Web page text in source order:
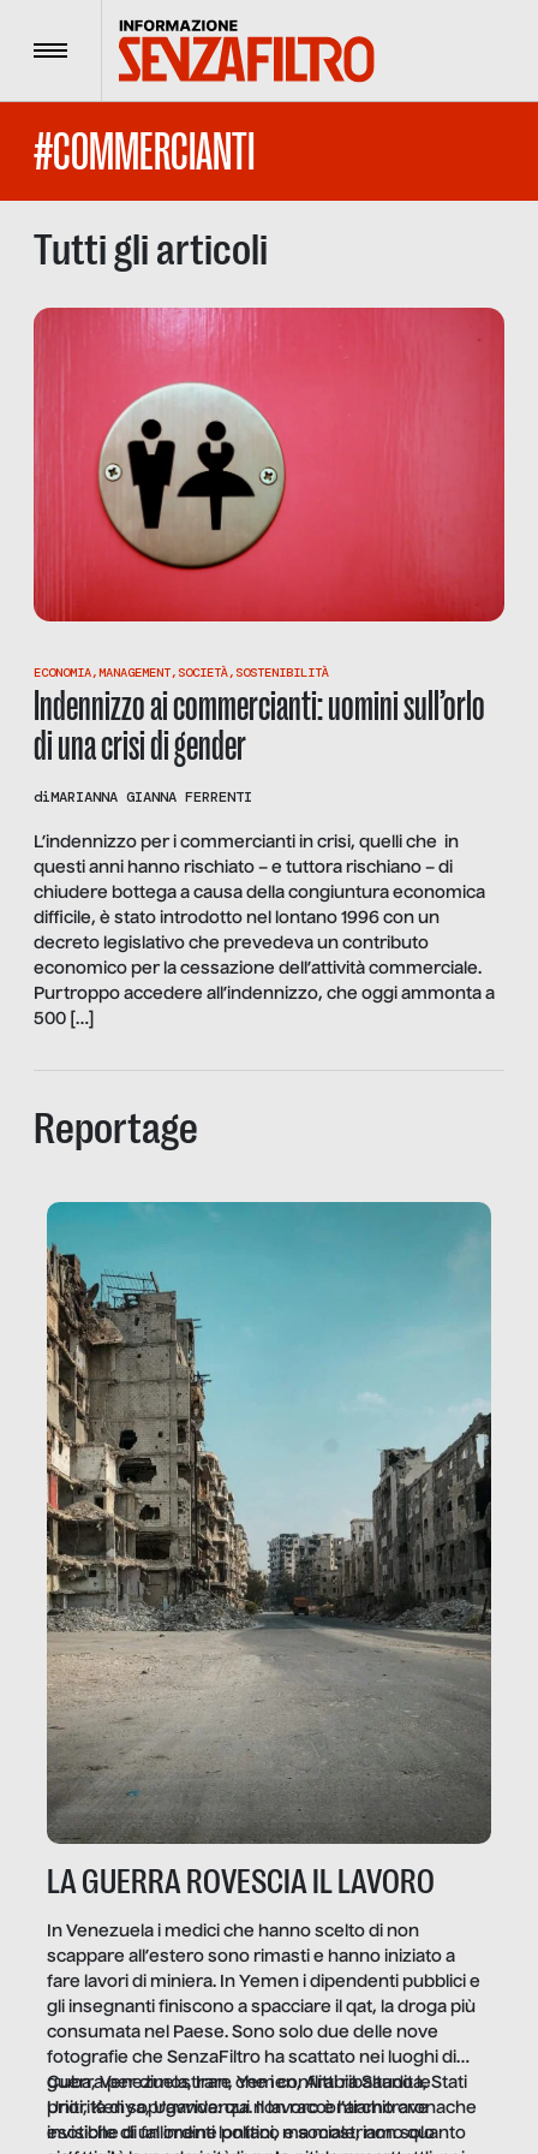
Menu
#COMMERCIANTI
Tutti gli articoli
ECONOMIA,MANAGEMENT, SOCIETÀ, SOSTENIBILITÀ
Indennizzo ai commercianti: uomini sull’orlo
di una crisi di gender
diMARIANNA GIANNA FERRENTI
L’indennizzo per i commercianti in crisi, quelli che in
questi anni hanno rischiato – e tuttora rischiano – di
chiudere bottega a causa della congiuntura economica
difficile, è stato introdotto nel lontano 1996 con un
decreto legislativo che prevedeva un contributo
economico per la cessazione dell’attività commerciale.
Purtroppo accedere all’indennizzo, che oggi ammonta a
500 […]
Reportage
LA GUERRA ROVESCIA IL LAVORO
In Venezuela i medici che hanno scelto di non
scappare all’estero sono rimasti e hanno iniziato a
fare lavori di miniera. In Yemen i dipendenti pubblici e
gli insegnanti finiscono a spacciare il qat, la droga più
consumata nel Paese. Sono solo due delle nove
fotografie che SenzaFiltro ha scattato nei luoghi di
guerra per dimostrare che i conflitti ribaltano le
priorità di sopravvivenza. Il lavoro è l’architrave
invisibile di un ordine politico e sociale, non solo
Cuba, Venezuela, Iran, Yemen, Arabia Saudita, Stati
Uniti, Kenya, Uganda: qui non raccontiamo cronache
esotiche di fallimenti lontani, ma mostriamo quanto